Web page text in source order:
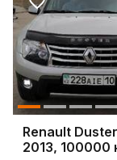
Renault
2013, 100000